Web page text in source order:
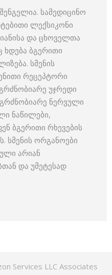
სამედიცინო
ლექსიკონი
და ცხოველთა
ბგერითი
სმენის
რეცეპტორი
უჯრედი
ნერვული
ნაწილები,
ბგერითი რხევების
სმენის ორგანოები
არიან
და უმეტესად
Services LLC Associates